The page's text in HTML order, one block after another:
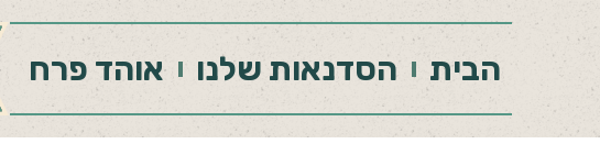
הבית הסדנאות שלנו אוהד פרח